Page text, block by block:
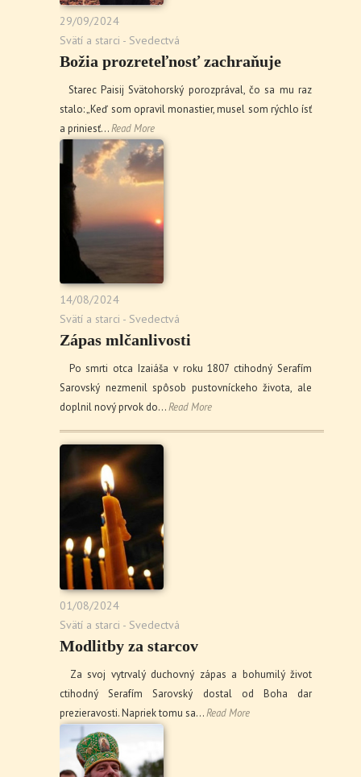
29/09/2024
Svätí a starci - Svedectvá
Božia prozreteľnosť zachraňuje
Starec Paisij Svätohorský porozprával, čo sa mu raz
stalo: „Keď som opravil monastier, musel som rýchlo ísť
a priniesť…Read More
14/08/2024
Svätí a starci - Svedectvá
Zápas mlčanlivosti
Po smrti otca Izaiáša v roku 1807 ctihodný Serafím
Sarovský nezmenil spôsob pustovníckeho života, ale
doplnil nový prvok do…Read More
01/08/2024
Svätí a starci - Svedectvá
Modlitby za starcov
Za svoj vytrvalý duchovný zápas a bohumilý život
ctihodný Serafím Sarovský dostal od Boha dar
prezieravosti. Napriek tomu sa…Read More